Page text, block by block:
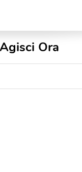
Agisci Ora